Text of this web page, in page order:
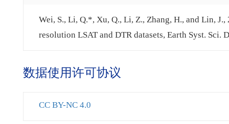
Wei, S., Li, Q.*, Xu, Q., Li, Z., Zhang, H., and Lin,
resolution LSAT and DTR datasets, Earth Syst.
数据使用许可协议
CC BY-NC 4.0